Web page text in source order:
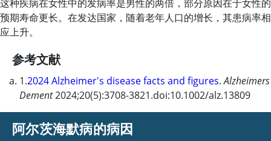
这种疾病在女性中的发病率是男性的两倍，部分原因在于女性的
预期寿命更长。在发达国家，随着老年人口的增长，其患病率相
应上升。
参考文献
1.2024 Alzheimer's disease facts and figures.Alzheimers
Dement2024;20(5):3708-3821.doi:10.1002/alz.13809
阿尔茨海默病的病因